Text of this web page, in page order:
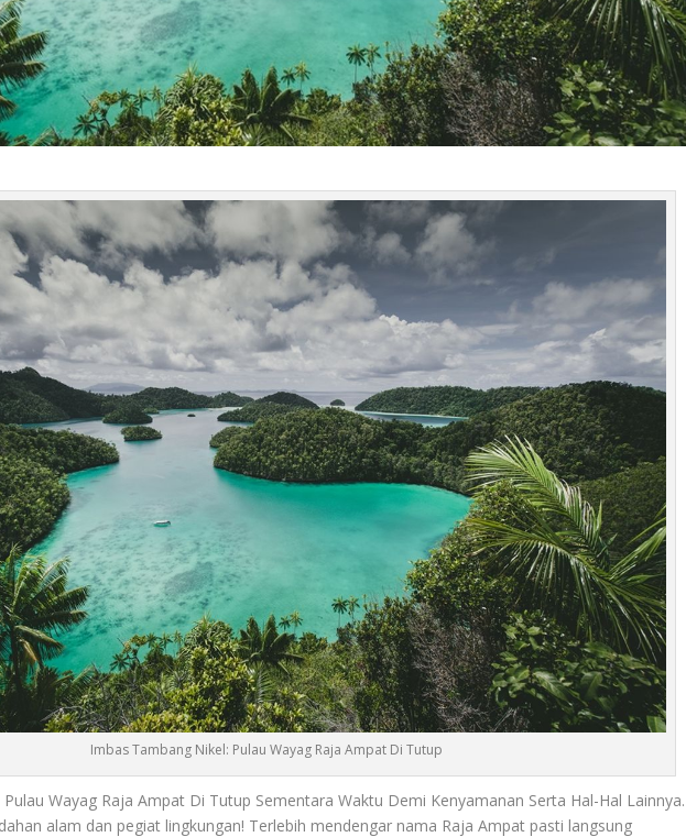
Imbas Tambang Nikel: Pulau Wayag Raja Ampat Di Tutup
Pulau Wayag Raja Ampat Di Tutup Sementara Waktu Demi Kenyamanan Serta Hal-Hal Lainnya.
alam dan pegiat lingkungan! Terlebih mendengar nama Raja Ampat pasti langsung